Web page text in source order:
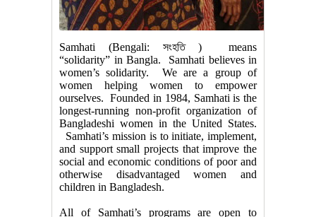
Samhati (Bengali: সংহতি ) means
“solidarity” in Bangla. Samhati believes in
women’s solidarity. We are a group of
women helping women to empower
ourselves. Founded in 1984, Samhati is the
longest-running non-profit organization of
Bangladeshi women in the United States.
Samhati’s mission is to initiate, implement,
and support small projects that improve the
social and economic conditions of poor and
otherwise disadvantaged women and
children in Bangladesh.
All of Samhati’s programs are open to